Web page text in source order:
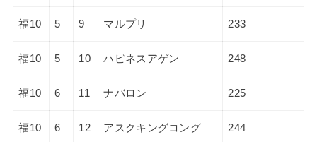
福10 5 9 マルプリ 233
福10 5 10 ハピネスアゲン 248
福10 6 11 ナバロン 225
福10 6 12 アスクキングコング 244